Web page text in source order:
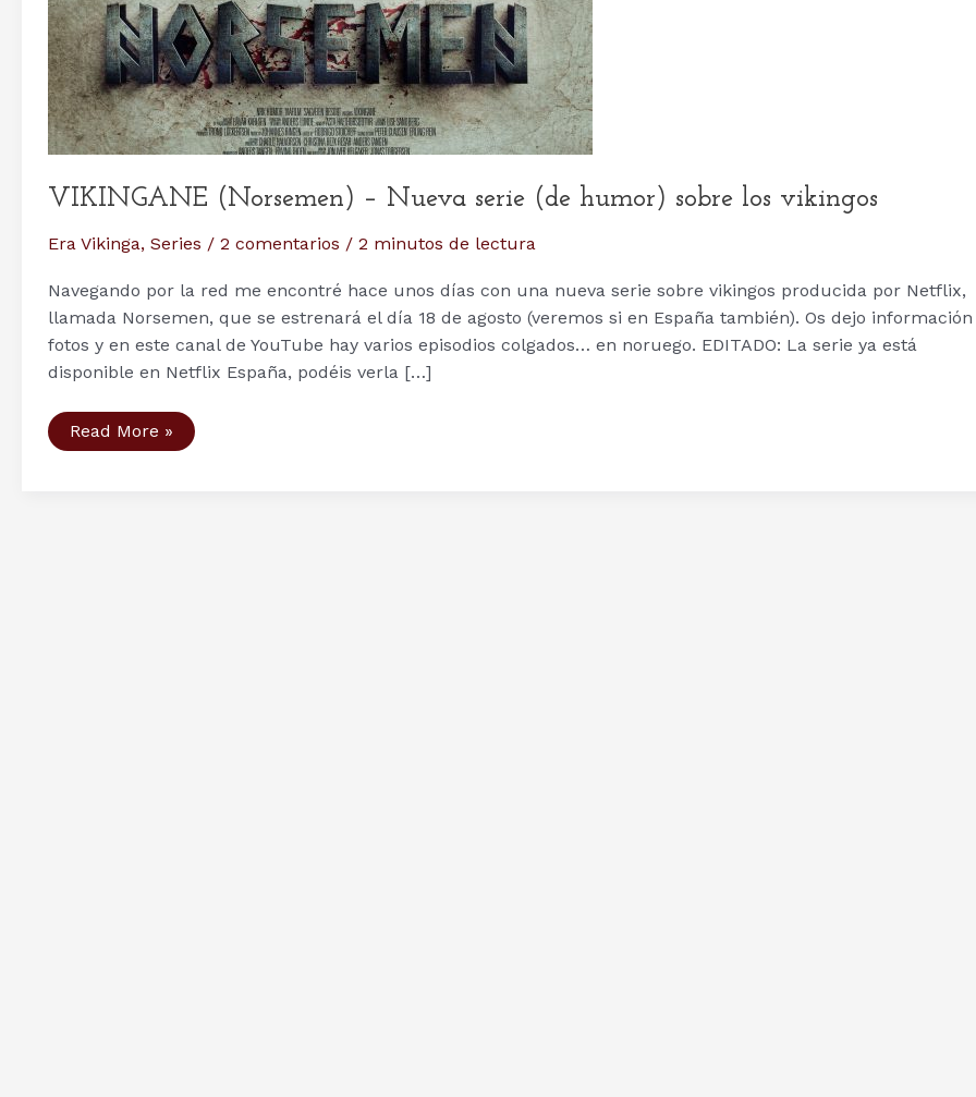
VIKINGANE (Norsemen) – Nueva serie (de humor) sobre los vikingos
Era Vikinga, Series / 2 comentarios / 2 minutos de lectura
Navegando por la red me encontré hace unos días con una nueva serie sobre vikingos producida por Netflix,
llamada Norsemen, que se estrenará el día 18 de agosto (veremos si en España también). Os dejo información
fotos y en este canal de YouTube hay varios episodios colgados… en noruego. EDITADO: La serie ya está
disponible en Netflix España, podéis verla […]
VIKINGANE
(Norsemen)
Read More »